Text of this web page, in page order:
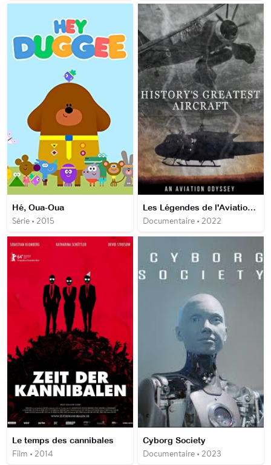
Hé, Oua-Oua
Série • 2015
Les Légendes de l'Aviation de Guerre
Documentaire • 2022
Le temps des cannibales
Film • 2014
Cyborg Society
Documentaire • 2023